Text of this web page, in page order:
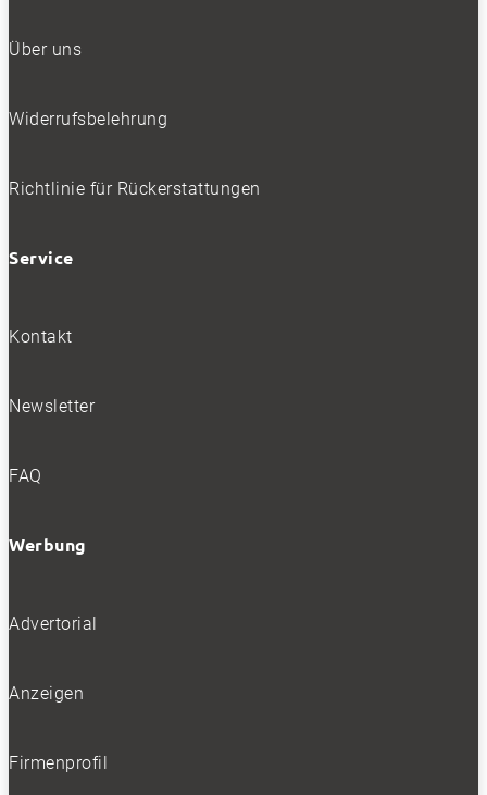
Über uns
Widerrufsbelehrung
Richtlinie für Rückerstattungen
Service
Kontakt
Newsletter
FAQ
Werbung
Advertorial
Anzeigen
Firmenprofil